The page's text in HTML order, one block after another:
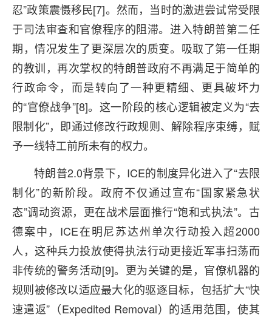
忍”政策震慑移民[7]。然而，当时的激进尝试常受限
于司法审查和官僚程序的阻滞。进入特朗普第二任
期，情况发生了更深层次的质变。吸取了第一任期
的教训，再次掌权的特朗普政府不再满足于简单的
行政命令，而是转向了一种更精细、更具破坏力
的“官僚战争”[8]。这一阶段的核心逻辑被定义为“去
限制化”，即通过修改行政规则、解除程序束缚，赋
予一线特工前所未有的权力。
特朗普2.0背景下，ICE的制度异化进入了“去限
制化”的新阶段。政府不仅通过宣布“国家紧急状
态”调动资源，更在战术层面推行“饱和式执法”。古
德案中，ICE在明尼苏达州单次行动投入超2000
人，这种兵力投放使得执法行动更接近军事扫荡而
非传统的警务活动[9]。更为关键的是，官僚机器的
规则被修改以适应最大化的驱逐目标，包括扩大“快
速遣返”（Expedited Removal）的适用范围，使其